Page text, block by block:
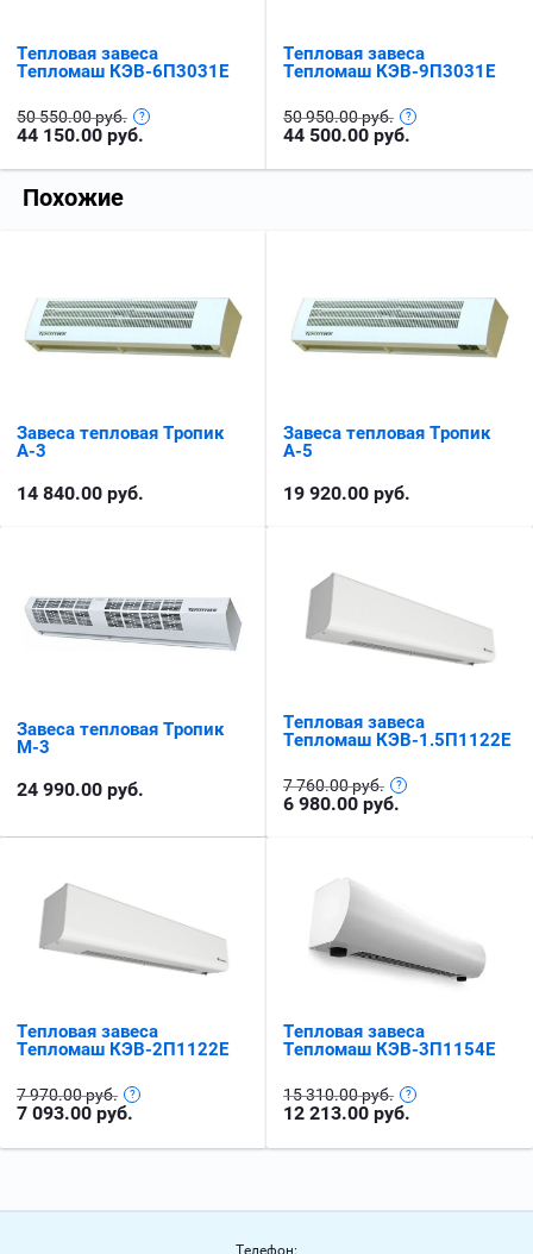
Тепловая завеса
Тепломаш КЭВ-6П3031Е
50 550.00 руб.
44 150.00 руб.
Тепловая завеса
Тепломаш КЭВ-9П3031Е
50 950.00 руб.
44 500.00 руб.
Похожие
Завеса тепловая Тропик
А-3
14 840.00 руб.
Завеса тепловая Тропик
А-5
19 920.00 руб.
Завеса тепловая Тропик
М-3
24 990.00 руб.
Тепловая завеса
Тепломаш КЭВ-1.5П1122E
7 760.00 руб.
6 980.00 руб.
Тепловая завеса
Тепломаш КЭВ-2П1122E
7 970.00 руб.
7 093.00 руб.
Тепловая завеса
Тепломаш КЭВ-3П1154E
15 310.00 руб.
12 213.00 руб.
Телефон: